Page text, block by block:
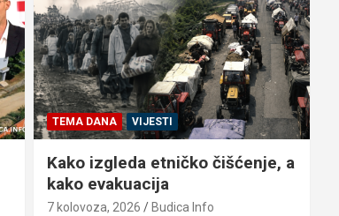
TEMA DANA VIJESTI
Kako izgleda etničko čišćenje, a
kako evakuacija
7 kolovoza, 2026 Budica Info